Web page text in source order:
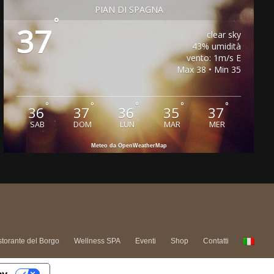
PIAN DI SPAGNA
37°
clear sky
43% umidità
vento: 1m/s E
Max 38 • Min 35
36°
SAB
37°
DOM
36°
LUN
35°
MAR
37°
MER
Meteo da OpenWeatherMap
del Borgo Wellness SPA Eventi Shop Contatti